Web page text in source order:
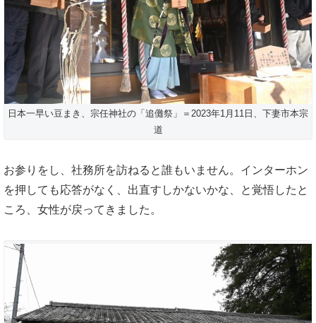
日本一早い豆まき、宗任神社の「追儺祭」＝2023年1月11日、下妻市本宗
道
お参りをし、社務所を訪ねると誰もいません。インターホン
を押しても応答がなく、出直すしかないかな、と覚悟したと
ころ、女性が戻ってきました。